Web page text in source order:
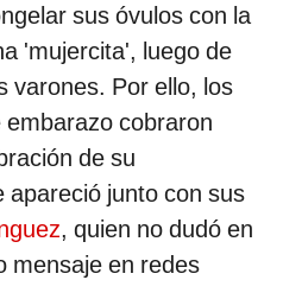
sus óvulos con la
'mujercita', luego de
varones. Por ello, los
cobraron
de su
apareció junto con sus
, quien no dudó en
mensaje en redes